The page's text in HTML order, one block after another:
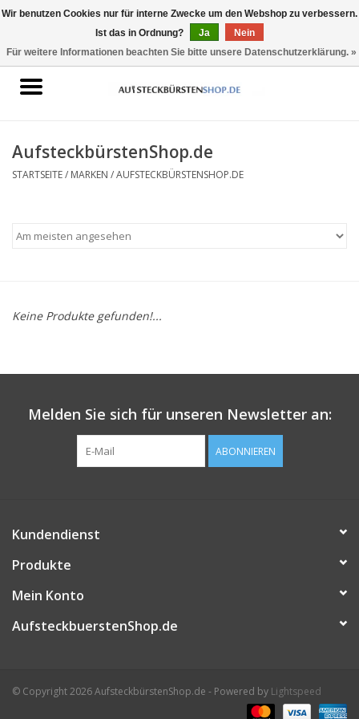
Startseite
Oral-B
AufsteckbürstenShop.de
STARTSEITE/ MARKEN /AUFSTECKBÜRSTENSHOP.DE
Keine Produkte gefunden!...
Melden Sie sich für unseren Newsletter an:
ABONNIEREN
Kundendienst
Produkte
Mein Konto
AufsteckbuerstenShop.de
© Copyright 2026 AufsteckbürstenShop.de - Powered by Lightspeed
Wir benutzen Cookies nur für interne Zwecke um den Webshop zu verbessern.
Ist das in Ordnung?
Ja
Nein
Für weitere Informationen beachten Sie bitte unsere Datenschutzerklärung. »